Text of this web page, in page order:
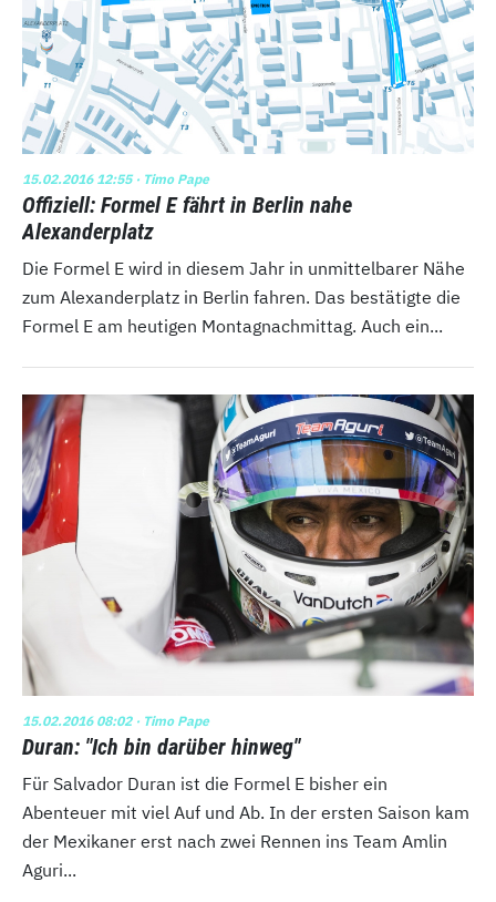
15.02.2016 12:55· Timo Pape
Offiziell: Formel E fährt in Berlin nahe
Alexanderplatz
Die Formel E wird in diesem Jahr in unmittelbarer Nähe
zum Alexanderplatz in Berlin fahren. Das bestätigte die
Formel E am heutigen Montagnachmittag. Auch ein...
15.02.2016 08:02· Timo Pape
Duran: "Ich bin darüber hinweg"
Für Salvador Duran ist die Formel E bisher ein
Abenteuer mit viel Auf und Ab. In der ersten Saison kam
der Mexikaner erst nach zwei Rennen ins Team Amlin
Aguri...